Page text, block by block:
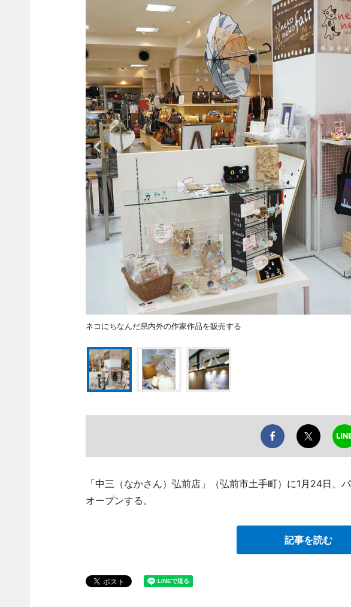
ネコにちなんだ県内外の作家作品を販売する
「中三（なかさん）弘前店」（弘前市土手町）に1月24日、
オープンする。
記事を読む